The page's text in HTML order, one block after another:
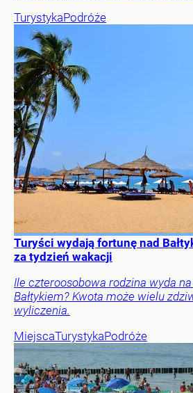
TurystykaPodróże
Turyści wydają fortunę nad
za tydzień wakacji
Ile czteroosobowa rodzina wyda
Bałtykiem? Kwota może wielu
wyliczenia.
MiejscaTurystykaPodróże